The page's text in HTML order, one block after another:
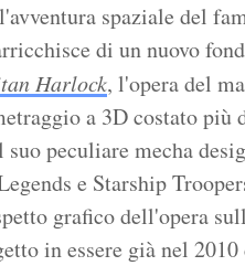
spaziale del
di un nuovo
Harlock, l'opera del
a 3D costato
peculiare mecha
e Starship
grafico dell'opera
in essere già nel